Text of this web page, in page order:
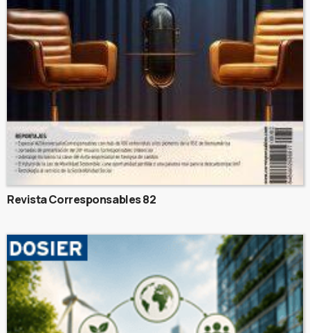
Revista Corresponsables 82